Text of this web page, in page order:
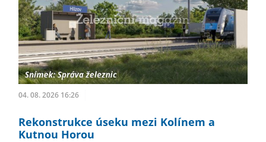
04. 08. 2026 16:26
Rekonstrukce úseku mezi Kolínem a
Kutnou Horou